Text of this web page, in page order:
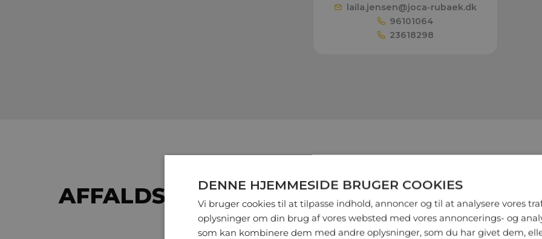
laila.jensen@joca-rubaek.dk
96101064
23618298
AFFALDSLØSNINGER TIL KOMMUNER,
ERHVERV
DENNE HJEMMESIDE BRUGER COOKIES
Vi bruger cookies til at tilpasse indhold, annoncer og til at analysere vores
oplysninger om din brug af vores websted med vores annoncerings- og
som kan kombinere dem med andre oplysninger, som du har givet dem,